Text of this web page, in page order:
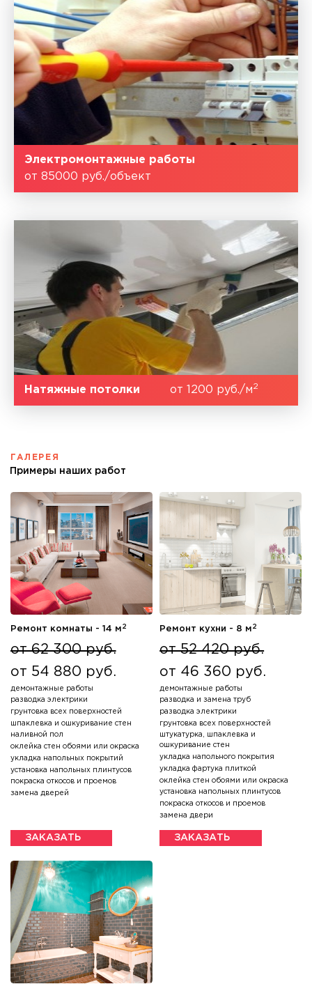
Электромонтажные работы
от 85000 руб./объект
Натяжные потолки от 1200 руб./м2
ГАЛЕРЕЯ
Примеры наших работ
Ремонт комнаты - 14 м 2
от 62 300 руб.
от 54 880 руб.
демонтажные работы
разводка электрики
грунтовка всех поверхностей
шпаклевка и ошкуривание стен
наливной пол
оклейка стен обоями или окраска
укладка напольных покрытий
установка напольных плинтусов
покраска откосов и проемов
замена дверей
ЗАКАЗАТЬ
Ремонт кухни - 8 м 2
от 52 420 руб.
от 46 360 руб.
демонтажные работы
разводка и замена труб
разводка электрики
грунтовка всех поверхностей
штукатурка, шпаклевка и
ошкуривание стен
укладка напольного покрытия
укладка фартука плиткой
оклейка стен обоями или окраска
установка напольных плинтусов
покраска откосов и проемов
замена двери
ЗАКАЗАТЬ